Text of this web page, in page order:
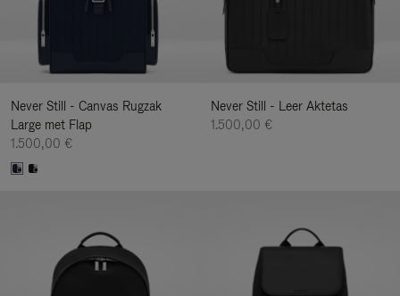
Never Still - Canvas Rugzak
Large met Flap
1.500,00 €
Never Still - Leer Aktetas
1.500,00 €